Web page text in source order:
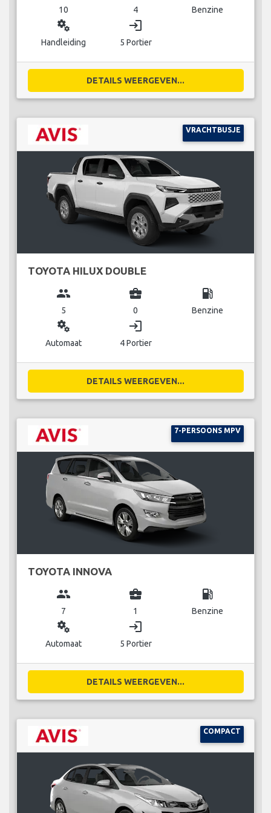
10 4 Benzine
miscellaneous_services
Handleiding
login
5 Portier
DETAILS WEERGEVEN...
VRACHTBUSJE
TOYOTA HILUX DOUBLE
group
5
business_center
0
local_gas_station
Benzine
miscellaneous_services
Automaat
login
4 Portier
DETAILS WEERGEVEN...
7-PERSOONS MPV
TOYOTA INNOVA
group
7
business_center
1
local_gas_station
Benzine
miscellaneous_services
Automaat
login
5 Portier
DETAILS WEERGEVEN...
COMPACT